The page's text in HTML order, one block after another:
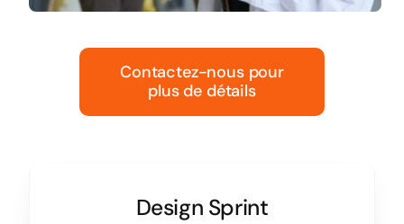
Contactez-nous pour
plus de détails
Design Sprint